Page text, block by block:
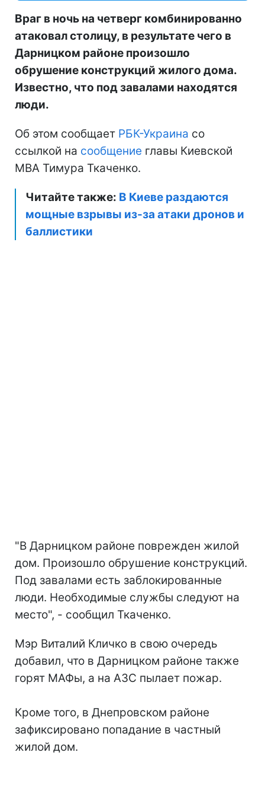
Враг в ночь на четверг комбинированно
атаковал столицу, в результате чего в
Дарницком районе произошло
обрушение конструкций жилого дома.
Известно, что под завалами находятся
люди.
Об этом сообщает РБК-Украина со
ссылкой на сообщение главы Киевской
МВА Тимура Ткаченко.
Читайте также: В Киеве раздаются
мощные взрывы из-за атаки дронов и
баллистики
"В Дарницком районе поврежден жилой
дом. Произошло обрушение конструкций.
Под завалами есть заблокированные
люди. Необходимые службы следуют на
место", - сообщил Ткаченко.
Мэр Виталий Кличко в свою очередь
добавил, что в Дарницком районе также
горят МАФы, а на АЗС пылает пожар.
Кроме того, в Днепровском районе
зафиксировано попадание в частный
жилой дом.